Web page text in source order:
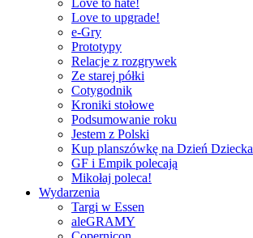
Love to upgrade!
e-Gry
Prototypy
Relacje z rozgrywek
Ze starej półki
Cotygodnik
Kroniki stołowe
Podsumowanie roku
Jestem z Polski
Kup planszówkę na Dzień Dziecka
GF i Empik polecają
Mikołaj poleca!
Wydarzenia
Targi w Essen
aleGRAMY